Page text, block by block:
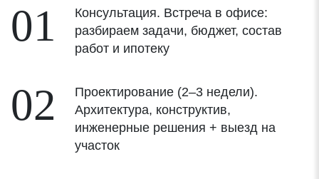
01
Консультация. Встреча в офисе:
разбираем задачи, бюджет, состав
работ и ипотеку
02
Проектирование (2–3 недели).
Архитектура, конструктив,
инженерные решения + выезд на
участок